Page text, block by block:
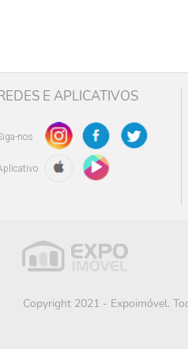
E APLICATIVOS
nos
Copyright 2021 - Expoimóvel.